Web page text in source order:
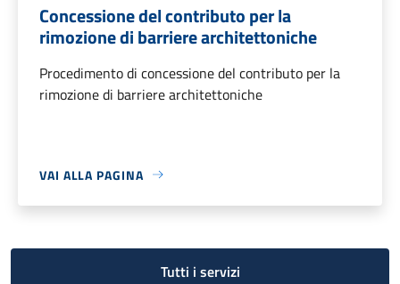
Concessione del contributo per la
rimozione di barriere architettoniche
Procedimento di concessione del contributo per la
rimozione di barriere architettoniche
VAI ALLA PAGINA
Tutti i servizi